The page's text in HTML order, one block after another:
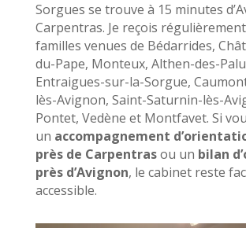
Sorgues se trouve à 15 minutes
Carpentras. Je reçois
familles venues de Bédarrides,
du-Pape, Monteux, Althen-des-
Entraigues-sur-la-Sorgue,
lès-Avignon, Saint-Saturnin-lès-
Pontet, Vedène et Montfavet. Si
un accompagnement
près de Carpentrasou un bilan
près d’Avignon, le cabinet reste
accessible.